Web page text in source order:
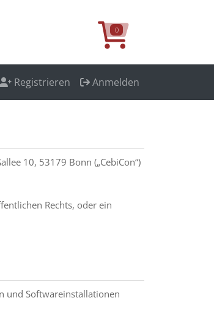
0
Registrieren Anmelden
10, 53179 Bonn („CebiCon“)
Rechts, oder ein
und Softwareinstallationen